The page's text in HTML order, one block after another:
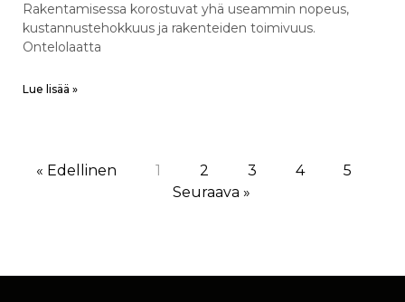
Rakentamisessa korostuvat yhä useammin nopeus,
kustannustehokkuus ja rakenteiden toimivuus.
Ontelolaatta
Lue lisää »
« Edellinen 1 2 3 4
5
Seuraava »